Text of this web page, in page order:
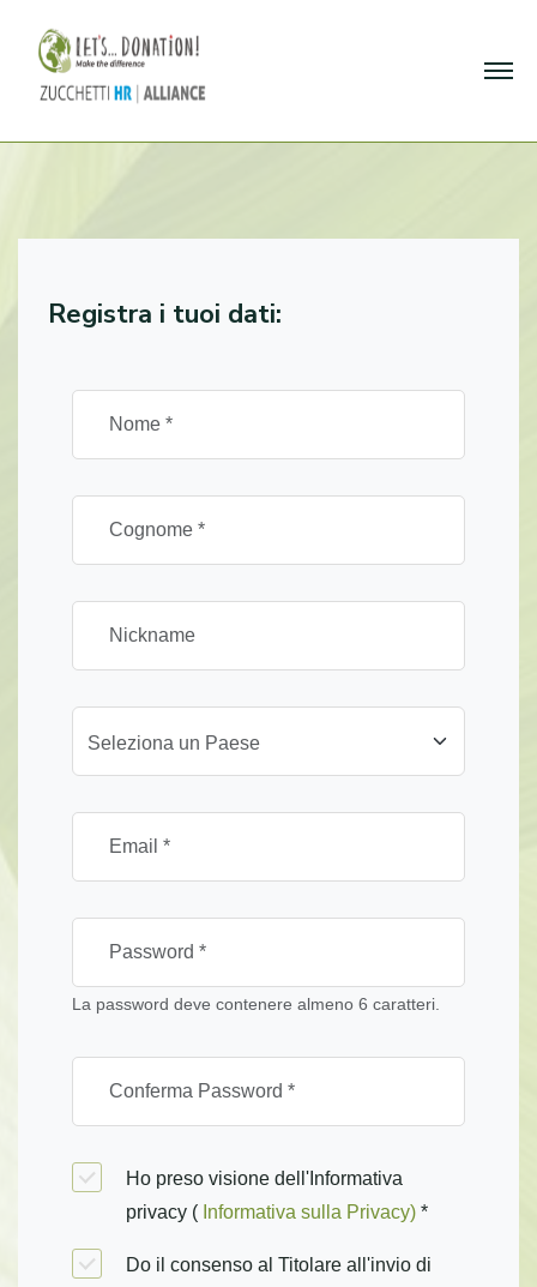
Registra i tuoi dati:
Seleziona un Paese
La password deve contenere almeno 6 caratteri.
Ho preso visione dell'Informativa
privacy ( Informativa sulla Privacy) *
Do il consenso al Titolare all'invio di